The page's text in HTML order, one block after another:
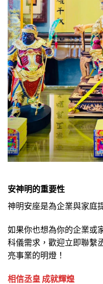
安神明的重要性
神明安座是為企業與家庭
如果你也想為你的企業或
科儀需求，歡迎立即聯繫
亮事業的明燈！
相信丞皇 成就輝煌